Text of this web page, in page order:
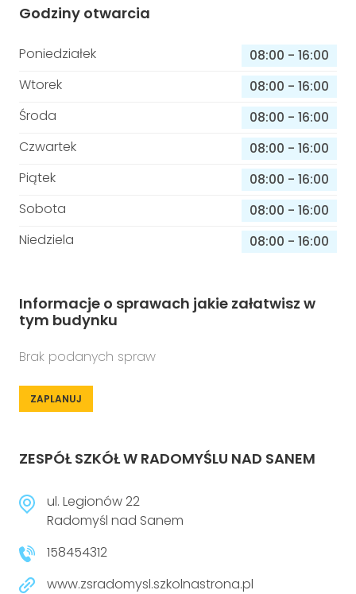
Godziny otwarcia
Poniedziałek 08:00 - 16:00
Wtorek
08:00 - 16:00
Środa
08:00 - 16:00
Czwartek
08:00 - 16:00
Piątek
08:00 - 16:00
Sobota
08:00 - 16:00
Niedziela
08:00 - 16:00
Informacje o sprawach jakie załatwisz w
tym budynku
Brak podanych spraw
ZAPLANUJ
ZESPÓŁ SZKÓŁ W RADOMYŚLU NAD SANEM
ul. Legionów 22
Radomyśl nad Sanem
158454312
www.zsradomysl.szkolnastrona.pl